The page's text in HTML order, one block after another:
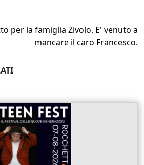
per la famiglia Zivolo. E' venuto a
mancare il caro Francesco.